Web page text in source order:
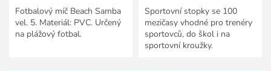
Fotbalový míč Beach Samba
vel. 5. Materiál: PVC. Určený
na plážový fotbal.
Sportovní stopky se 100
mezičasy vhodné pro trenéry
sportovců, do škol i na
sportovní kroužky.